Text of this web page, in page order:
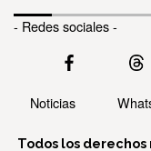
- Redes sociales -
Noticias
Todos los